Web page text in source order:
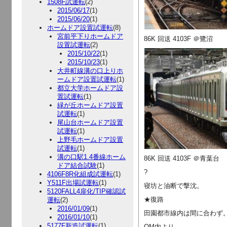
1508F試運転(2)
2015/06/17(1)
2015/06/20(1)
ホームドア設置試運転(8)
宮前平下りホームドア
設置試運転(2)
2015/10/22(1)
2015/10/23(1)
大井町線溝の口上りホ
ームドア設置試運転(1)
都立大学ホームドア設
置試運転(1)
緑が丘ホームドア設置
試運転(1)
尾山台ホームドア設置
試運転(1)
上野毛ホームドア設置
試運転(1)
溝の口駅1.4番線ホーム
ドア結合試験(1)
4106F8R化組成試運転(1)
Y511F出場試運転(1)
5120FALL4扉化/TIP確認試
運転(2)
2016/01/09(1)
2016/01/10(1)
86K 回送 4103F ＠鷺沼
86K 回送 4103F ＠青葉台
?
寝坊と油断で撃沈。
★復路
田園都市線内は間に合わず